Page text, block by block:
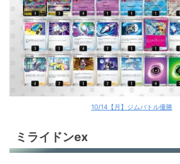
10/14【月】ジムバトル優勝
ミライドンex